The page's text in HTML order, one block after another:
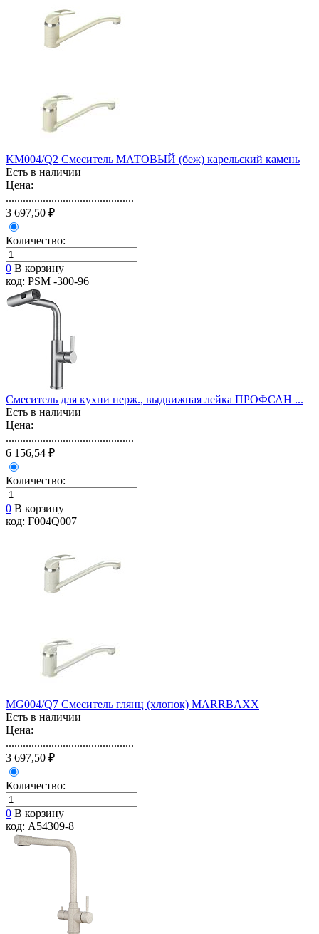
KM004/Q2 Смеситель МАТОВЫЙ (беж) карельский камень
Есть в наличии
Цена:
.............................................
3 697,50 ₽
Количество:
0 В корзину
код: PSM -300-96
Смеситель для кухни нерж., выдвижная лейка ПРОФСАН ...
Есть в наличии
Цена:
.............................................
6 156,54 ₽
Количество:
0 В корзину
код: Г004Q007
MG004/Q7 Смеситель глянц (хлопок) MARRBAXX
Есть в наличии
Цена:
.............................................
3 697,50 ₽
Количество:
0 В корзину
код: A54309-8